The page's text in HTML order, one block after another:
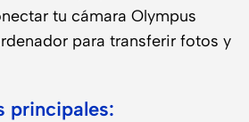
tu cámara Olympus
para transferir fotos y
principales: